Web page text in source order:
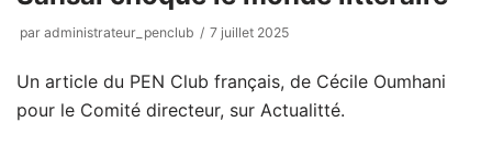
par administrateur_penclub 7 juillet 2025
Un article du PEN Club français, de Cécile Oumhani
pour le Comité directeur, sur Actualitté.